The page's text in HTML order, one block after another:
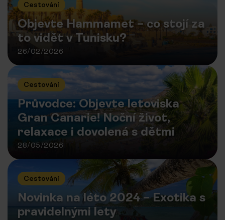
Cestování
Objevte Hammamet – co stojí za
to vidět v Tunisku?
26/02/2026
Cestování
Průvodce: Objevte letoviska
Gran Canarie! Noční život,
relaxace i dovolená s dětmi
28/05/2026
Cestování
Novinka na léto 2024 – Exotika s
pravidelnými lety